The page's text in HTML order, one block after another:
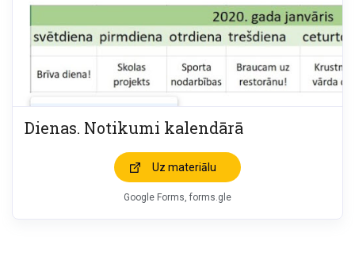
Dienas. Notikumi kalendārā
Uz materiālu
Google Forms, forms.gle